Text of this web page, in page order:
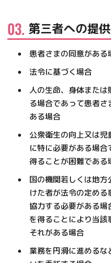
第三者への提供
患者さまの同意がある
法令に基づく場合
人の生命、身体また
る場合であって患者
ある場合
公衆衛生の向上又は
に特に必要がある場
得ることが困難であ
国の機関若しくは地
けた者が法令の定め
協力する必要がある場
を得ることにより当
それがある場合
業務を円滑に進める